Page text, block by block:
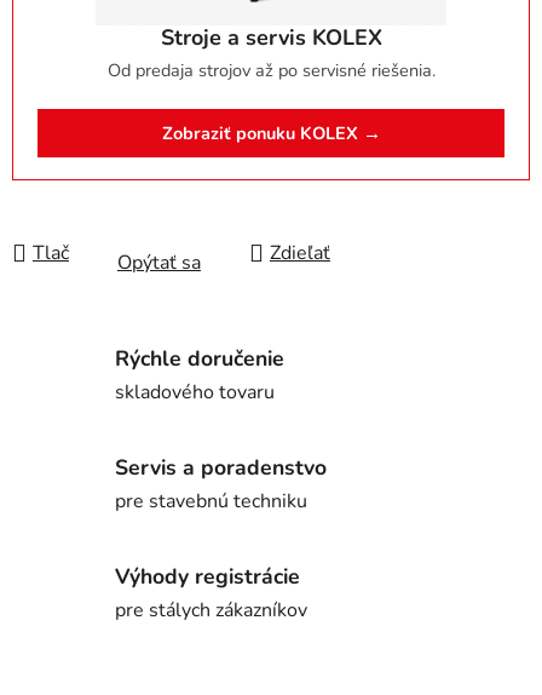
Stroje a servis KOLEX
Od predaja strojov až po servisné riešenia.
Zobraziť ponuku KOLEX →
Tlač Opýtať sa Zdieľať
Rýchle doručenie
skladového tovaru
Servis a poradenstvo
pre stavebnú techniku
Výhody registrácie
pre stálych zákazníkov